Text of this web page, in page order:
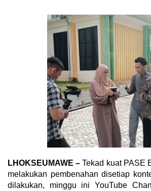
LHOKSEUMAWE – Tekad kuat PASE
melakukan pembenahan disetiap
dilakukan, minggu ini YouTube